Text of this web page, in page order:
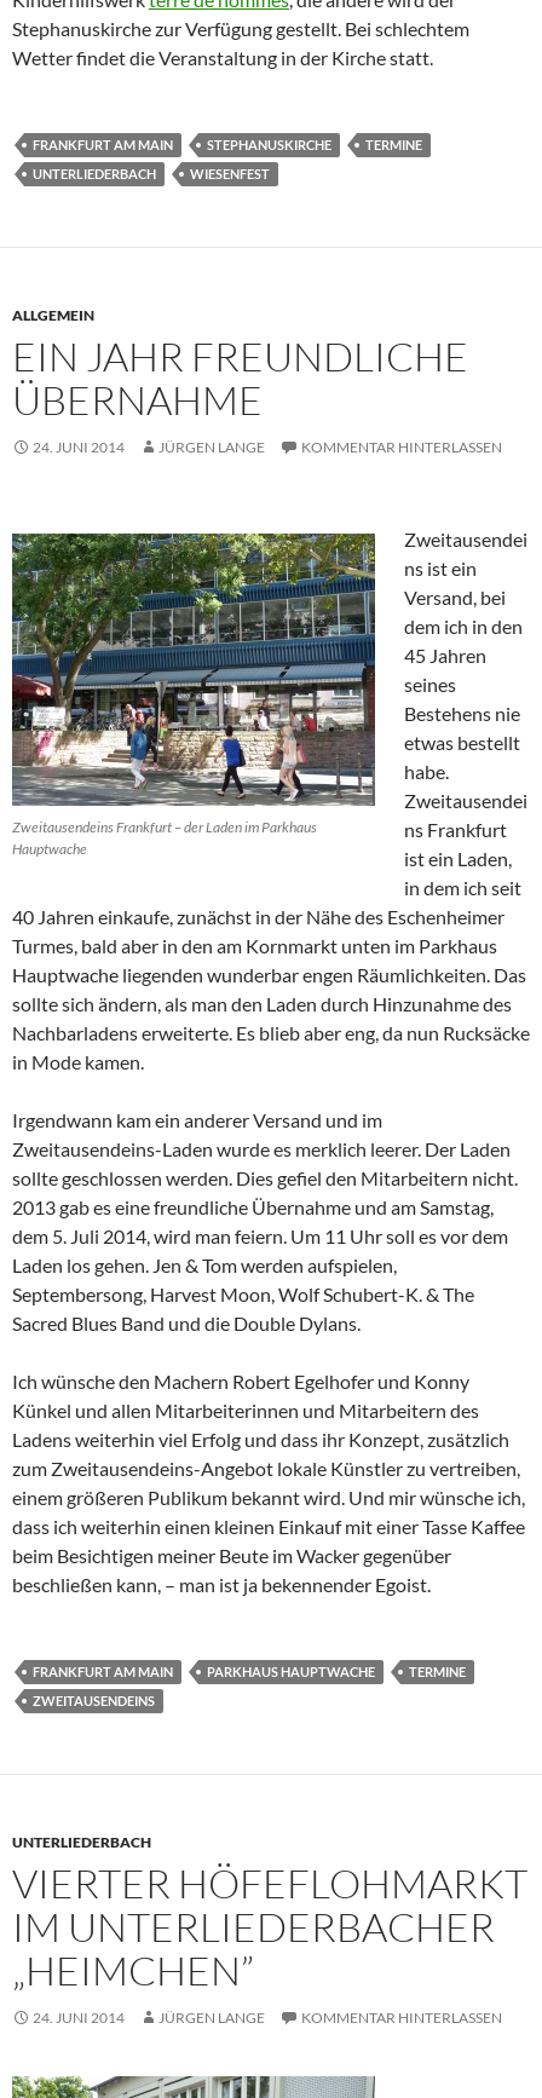
Stephanuskirche zur Verfügung gestellt. Bei schlechtem
Wetter findet die Veranstaltung in der Kirche statt.
FRANKFURT AM MAIN STEPHANUSKIRCHE
TERMINE
UNTERLIEDERBACH
WIESENFEST
ALLGEMEIN
EIN JAHR FREUNDLICHE
ÜBERNAHME
24. JUNI 2014 JÜRGEN LANGE KOMMENTAR HINTERLASSEN
Zweitausendeins Frankfurt – der Laden im Parkhaus
Hauptwache
Zweitausendei
ns ist ein
Versand, bei
dem ich in den
45 Jahren
seines
Bestehens nie
etwas bestellt
habe.
Zweitausendei
ns Frankfurt
ist ein Laden,
in dem ich seit
40 Jahren einkaufe, zunächst in der Nähe des Eschenheimer
Turmes, bald aber in den am Kornmarkt unten im Parkhaus
Hauptwache liegenden wunderbar engen Räumlichkeiten. Das
sollte sich ändern, als man den Laden durch Hinzunahme des
Nachbarladens erweiterte. Es blieb aber eng, da nun Rucksäcke
in Mode kamen.
Irgendwann kam ein anderer Versand und im
Zweitausendeins-Laden wurde es merklich leerer. Der Laden
sollte geschlossen werden. Dies gefiel den Mitarbeitern nicht.
2013 gab es eine freundliche Übernahme und am Samstag,
dem 5. Juli 2014, wird man feiern. Um 11 Uhr soll es vor dem
Laden los gehen. Jen & Tom werden aufspielen,
Septembersong, Harvest Moon, Wolf Schubert-K. & The
Sacred Blues Band und die Double Dylans.
Ich wünsche den Machern Robert Egelhofer und Konny
Künkel und allen Mitarbeiterinnen und Mitarbeitern des
Ladens weiterhin viel Erfolg und dass ihr Konzept, zusätzlich
zum Zweitausendeins-Angebot lokale Künstler zu vertreiben,
einem größeren Publikum bekannt wird. Und mir wünsche ich,
dass ich weiterhin einen kleinen Einkauf mit einer Tasse Kaffee
beim Besichtigen meiner Beute im Wacker gegenüber
beschließen kann, – man ist ja bekennender Egoist.
FRANKFURT AM MAIN PARKHAUS HAUPTWACHE
TERMINE
ZWEITAUSENDEINS
UNTERLIEDERBACH
VIERTER HÖFEFLOHMARKT
IM UNTERLIEDERBACHER
„HEIMCHEN”
24. JUNI 2014 JÜRGEN LANGE KOMMENTAR HINTERLASSEN